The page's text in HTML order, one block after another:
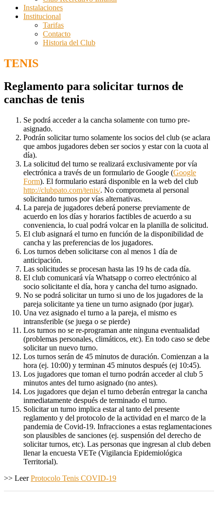
Instalaciones
Institucional
Tarifas
Contacto
Historia del Club
TENIS
Reglamento para solicitar turnos de
canchas de tenis
Se podrá acceder a la cancha solamente con turno pre-
asignado.
Podrán solicitar turno solamente los socios del club (se aclara
que ambos jugadores deben ser socios y estar con la cuota al
día).
La solicitud del turno se realizará exclusivamente por vía
electrónica a través de un formulario de Google (Google
Form). El formulario estará disponible en la web del club
http://clubpato.com/tenis/. No comprometa al personal
solicitando turnos por vías alternativas.
La pareja de jugadores deberá ponerse previamente de
acuerdo en los días y horarios factibles de acuerdo a su
conveniencia, lo cual podrá volcar en la planilla de solicitud.
El club asignará el turno en función de la disponibilidad de
cancha y las preferencias de los jugadores.
Los turnos deben solicitarse con al menos 1 día de
anticipación.
Las solicitudes se procesan hasta las 19 hs de cada día.
El club comunicará vía Whatsapp o correo electrónico al
socio solicitante el día, hora y cancha del turno asignado.
No se podrá solicitar un turno si uno de los jugadores de la
pareja solicitante ya tiene un turno asignado (por jugar).
Una vez asignado el turno a la pareja, el mismo es
intransferible (se juega o se pierde)
Los turnos no se re-programan ante ninguna eventualidad
(problemas personales, climáticos, etc). En todo caso se debe
solicitar un nuevo turno.
Los turnos serán de 45 minutos de duración. Comienzan a la
hora (ej. 10:00) y terminan 45 minutos después (ej 10:45).
Los jugadores que toman el turno podrán acceder al club 5
minutos antes del turno asignado (no antes).
Los jugadores que dejan el turno deberán entregar la cancha
inmediatamente después de terminado el turno.
Solicitar un turno implica estar al tanto del presente
reglamento y del protocolo de la actividad en el marco de la
pandemia de Covid-19. Infracciones a estas reglamentaciones
son plausibles de sanciones (ej. suspensión del derecho de
solicitar turnos, etc). Las personas que ingresan al club deben
llenar la encuesta VETe (Vigilancia Epidemiológica
Territorial).
>> LeerProtocolo Tenis COVID-19